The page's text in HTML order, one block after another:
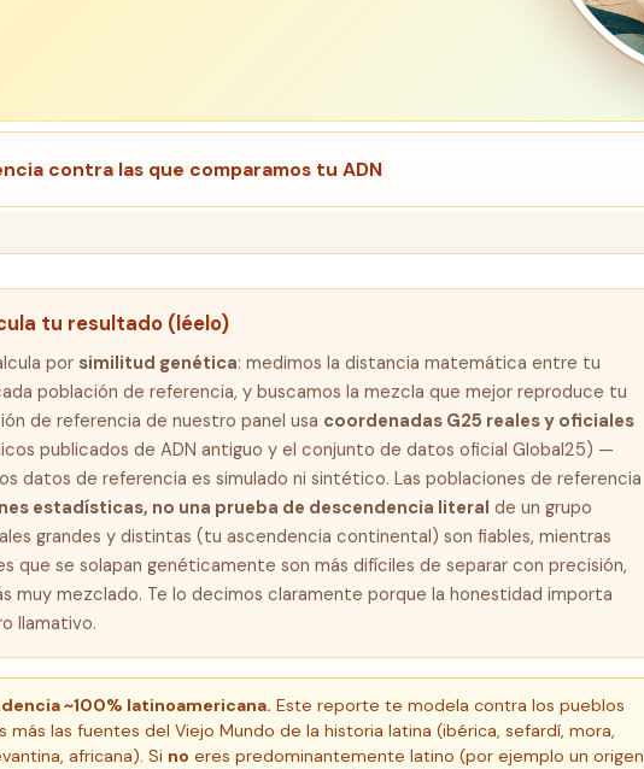
contra las que comparamos tu ADN
tu resultado (léelo)
por similitud genética: medimos la distancia matemática entre tu
población de referencia, y buscamos la mezcla que mejor reproduce tu
de referencia de nuestro panel usa coordenadas G25 reales y oficiales
publicados de ADN antiguo y el conjunto de datos oficial Global25) —
datos de referencia es simulado ni sintético. Las poblaciones de referencia
estadísticas, no una prueba de descendencia literal de un grupo
grandes y distintas (tu ascendencia continental) son fiables, mientras
que se solapan genéticamente son más difíciles de separar con precisión,
muy mezclado. Te lo decimos claramente porque la honestidad importa
llamativo.
~100% latinoamericana. Este reporte te modela contra los pueblos
más las fuentes del Viejo Mundo de la historia latina (ibérica, sefardí, mora,
africana). Si no eres predominantemente latino (por ejemplo un origen